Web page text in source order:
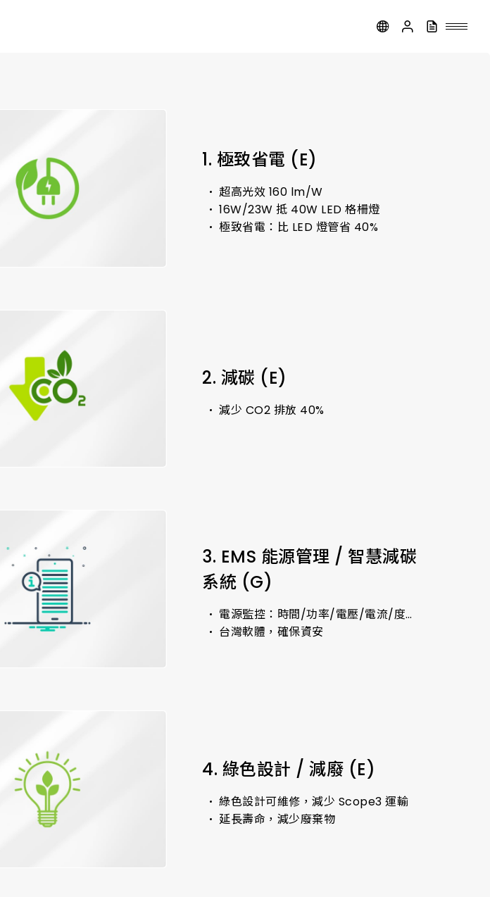
1. 極致省電 (E)
超高光效 160 lm/W
16W/23W 抵 40W LED 格柵燈
極致省電：比 LED 燈管省 40%
2. 減碳 (E)
減少 CO2 排放 40%
3. EMS 能源管理 / 智慧減碳
系統 (G)
電源監控：時間/功率/電壓/電流/度…
台灣軟體，確保資安
4. 綠色設計 / 減廢 (E)
綠色設計可維修，減少 Scope3 運輸
延長壽命，減少廢棄物